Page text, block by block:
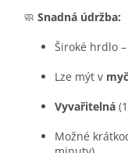
🧼 Snadná údržba:
Široké hrdlo
Lze mýt v
Vyvařitelná
Možné